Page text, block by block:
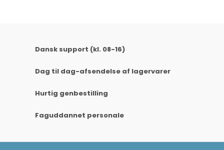
Dansk support (kl. 08-16)
Dag til dag-afsendelse af lagervarer
Hurtig genbestilling
Faguddannet personale